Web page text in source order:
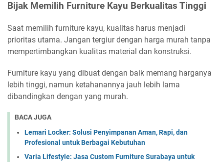
Bijak Memilih Furniture Kayu Berkualitas Tinggi
Saat memilih furniture kayu, kualitas harus menjadi
prioritas utama. Jangan tergiur dengan harga murah tanpa
mempertimbangkan kualitas material dan konstruksi.
Furniture kayu yang dibuat dengan baik memang harganya
lebih tinggi, namun ketahanannya jauh lebih lama
dibandingkan dengan yang murah.
BACA JUGA
Lemari Locker: Solusi Penyimpanan Aman, Rapi, dan
Profesional untuk Berbagai Kebutuhan
Varia Lifestyle: Jasa Custom Furniture Surabaya untuk